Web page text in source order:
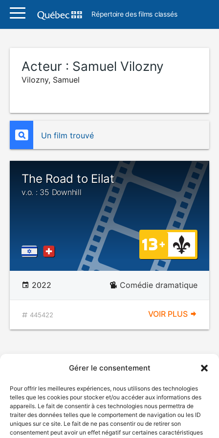
Gérer le consentement
Pour offrir les meilleures expériences, nous utilisons des technologies
telles que les cookies pour stocker et/ou accéder aux informations des
appareils. Le fait de consentir à ces technologies nous permettra de
traiter des données telles que le comportement de navigation ou les ID
uniques sur ce site. Le fait de ne pas consentir ou de retirer son
consentement peut avoir un effet négatif sur certaines caractéristiques
Répertoire des films classés
Acteur : Samuel Vilozny
Vilozny, Samuel
Un film trouvé
The Road to Eilat
v.o. : 35 Downhill
2022 Comédie dramatique
445422 VOIR PLUS